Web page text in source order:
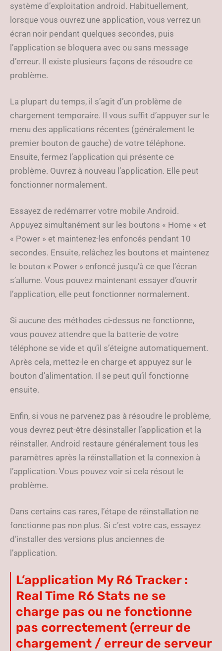
système d’exploitation android. Habituellement,
lorsque vous ouvrez une application, vous verrez un
écran noir pendant quelques secondes, puis
l’application se bloquera avec ou sans message
d’erreur. Il existe plusieurs façons de résoudre ce
problème.
La plupart du temps, il s’agit d’un problème de
chargement temporaire. Il vous suffit d’appuyer sur le
menu des applications récentes (généralement le
premier bouton de gauche) de votre téléphone.
Ensuite, fermez l’application qui présente ce
problème. Ouvrez à nouveau l’application. Elle peut
fonctionner normalement.
Essayez de redémarrer votre mobile Android.
Appuyez simultanément sur les boutons « Home » et
« Power » et maintenez-les enfoncés pendant 10
secondes. Ensuite, relâchez les boutons et maintenez
le bouton « Power » enfoncé jusqu’à ce que l’écran
s’allume. Vous pouvez maintenant essayer d’ouvrir
l’application, elle peut fonctionner normalement.
Si aucune des méthodes ci-dessus ne fonctionne,
vous pouvez attendre que la batterie de votre
téléphone se vide et qu’il s’éteigne automatiquement.
Après cela, mettez-le en charge et appuyez sur le
bouton d’alimentation. Il se peut qu’il fonctionne
ensuite.
Enfin, si vous ne parvenez pas à résoudre le problème,
vous devrez peut-être désinstaller l’application et la
réinstaller. Android restaure généralement tous les
paramètres après la réinstallation et la connexion à
l’application. Vous pouvez voir si cela résout le
problème.
Dans certains cas rares, l’étape de réinstallation ne
fonctionne pas non plus. Si c’est votre cas, essayez
d’installer des versions plus anciennes de
l’application.
L’application My R6 Tracker :
Real Time R6 Stats ne se
charge pas ou ne fonctionne
pas correctement (erreur de
chargement / erreur de serveur